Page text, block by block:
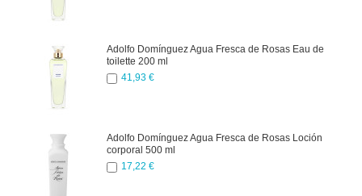
Adolfo Domínguez Agua Fresca de Rosas Eau de
toilette 200 ml
41,93 €
Adolfo Domínguez Agua Fresca de Rosas Loción
corporal 500 ml
17,22 €